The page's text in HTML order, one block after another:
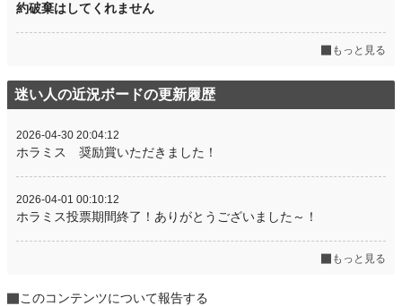
約破棄はしてくれません
もっと見る
迷い人の近況ボードの更新履歴
2026-04-30 20:04:12
ホラミス 奨励賞いただきました！
2026-04-01 00:10:12
ホラミス投票期間終了！ありがとうございました～！
もっと見る
このコンテンツについて報告する